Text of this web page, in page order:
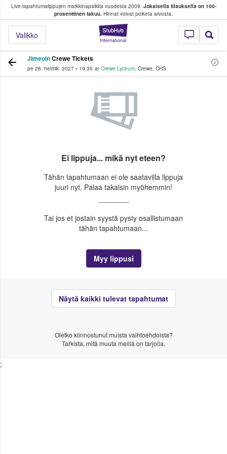
Live-tapahtumalippujen markkinapaikka vuodesta 2009. Jokaisella tilauksella on 100-
prosenttinen takuu. Hinnat voivat poiketa arvosta.
StubHub -
Valikko
fanit ostavat ja myyvät lippuja
JimeoinCrewe Tickets
pe 26. helmik. 2027 • 19.30 at Crewe Lyceum, Crewe, CHS
Ei lippuja... mikä nyt eteen?
Tähän tapahtumaan ei ole saatavilla lippuja
juuri nyt. Palaa takaisin myöhemmin!
Tai jos et jostain syystä pysty osallistumaan
tähän tapahtumaan...
Myy lippusi
Näytä kaikki tulevat tapahtumat
Oletko kiinnostunut muista vaihtoehdoista?
Tarkista, mitä muuta meillä on tarjolla.
;